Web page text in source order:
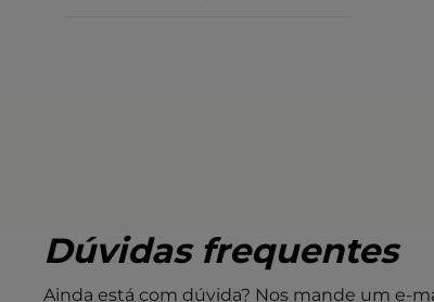
Dúvidas frequentes
Ainda está com dúvida? Nos mande um e-